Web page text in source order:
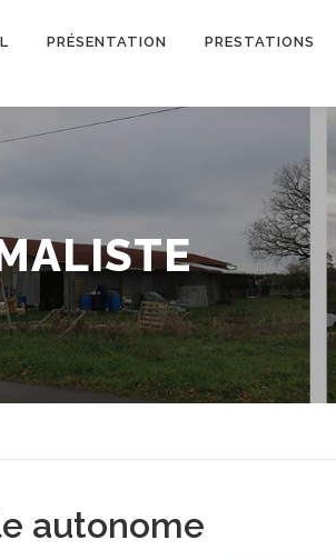
PRÉSENTATION PRESTATIONS
autonome